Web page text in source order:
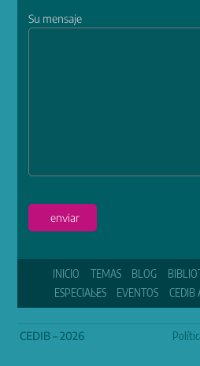
Su mensaje
enviar
INICIO TEMAS BLOG
ESPECIALES
EVENTOS CEDIB
CEDIB – 2026